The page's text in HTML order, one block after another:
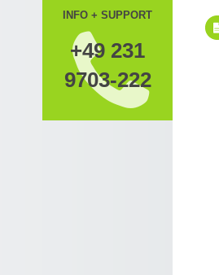
INFO + SUPPORT
+49 231
9703-222